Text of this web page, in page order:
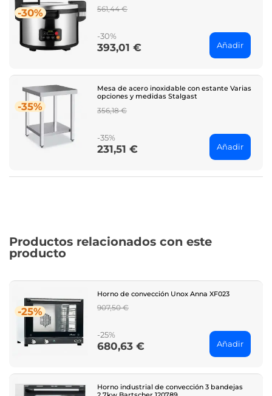
-30%
Regular
561,44 €
-30%
Price
393,01 € Añadir
-35%
Mesa de acero inoxidable con estante Varias
opciones y medidas Stalgast
Regular
356,18 €
-35%
Price
231,51 € Añadir
Productos relacionados con este
producto
-25%
Horno de convección Unox Anna XF023
Regular
907,50 €
-25%
Price
680,63 € Añadir
Horno industrial de convección 3 bandejas